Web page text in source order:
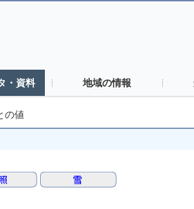
・資料 地域の情報
の値